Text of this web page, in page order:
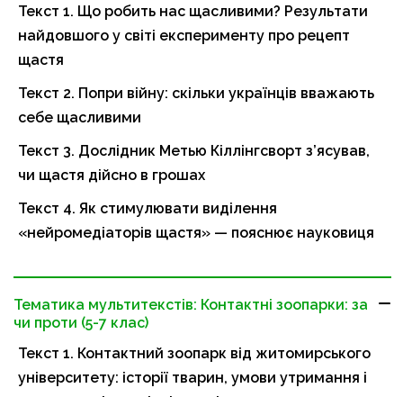
Текст 1. Що робить нас щасливими? Результати
найдовшого у світі експерименту про рецепт
щастя
Текст 2. Попри війну: скільки українців вважають
себе щасливими
Текст 3. Дослідник Метью Кіллінгсворт з’ясував,
чи щастя дійсно в грошах
Текст 4. Як стимулювати виділення
«нейромедіаторів щастя» — пояснює науковиця
Тематика мультитекстів: Контактні зоопарки: за
чи проти (5-7 клас)
Текст 1. Контактний зоопарк від житомирського
університету: історії тварин, умови утримання і